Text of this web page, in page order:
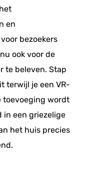
en
bezoekers
ook voor de
te beleven. Stap
terwijl je een VR-
toevoeging wordt
in een griezelige
het huis precies